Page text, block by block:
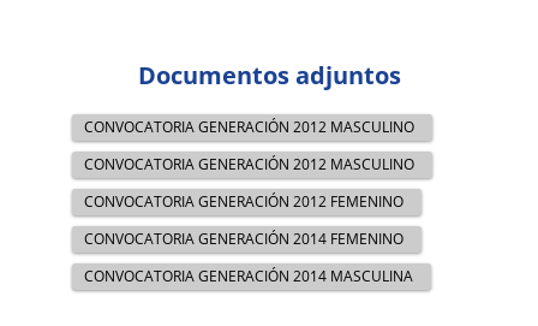
Documentos adjuntos
CONVOCATORIA GENERACIÓN 2012 MASCULINO
CONVOCATORIA GENERACIÓN 2012 MASCULINO
CONVOCATORIA GENERACIÓN 2012 FEMENINO
CONVOCATORIA GENERACIÓN 2014 FEMENINO
CONVOCATORIA GENERACIÓN 2014 MASCULINA